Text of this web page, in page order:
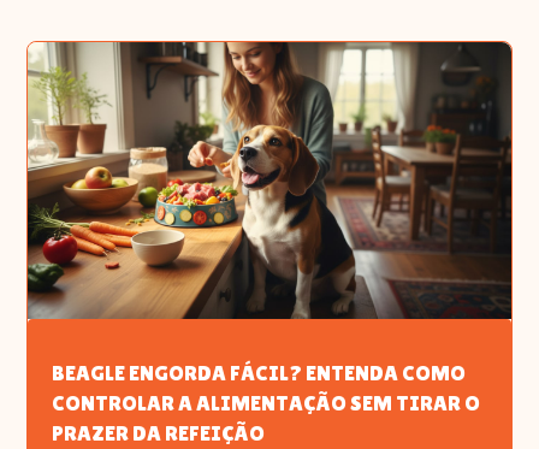
BEAGLE ENGORDA FÁCIL? ENTENDA COMO
CONTROLAR A ALIMENTAÇÃO SEM TIRAR O
PRAZER DA REFEIÇÃO